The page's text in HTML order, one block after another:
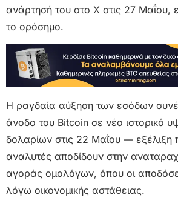
ανάρτησή του στο X στις 27 Μαΐου,
το ορόσημο.
Η ραγδαία αύξηση των εσόδων
άνοδο του Bitcoin σε νέο ιστορικό
δολαρίων στις 22 Μαΐου — εξέλιξη
αναλυτές αποδίδουν στην
αγοράς ομολόγων, όπου οι
λόγω οικονομικής αστάθειας.